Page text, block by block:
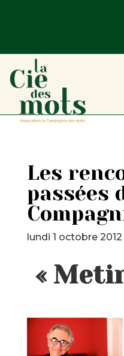
Les
passées
lundi 1 octobre 2012
«